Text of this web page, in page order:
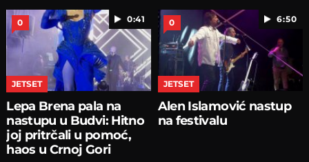
0:41
0
JETSET
Lepa Brena pala na
nastupu u Budvi: Hitno
joj pritrčali u pomoć,
haos u Crnoj Gori
6:50
0
JETSET
Alen Islamović nastup
na festivalu